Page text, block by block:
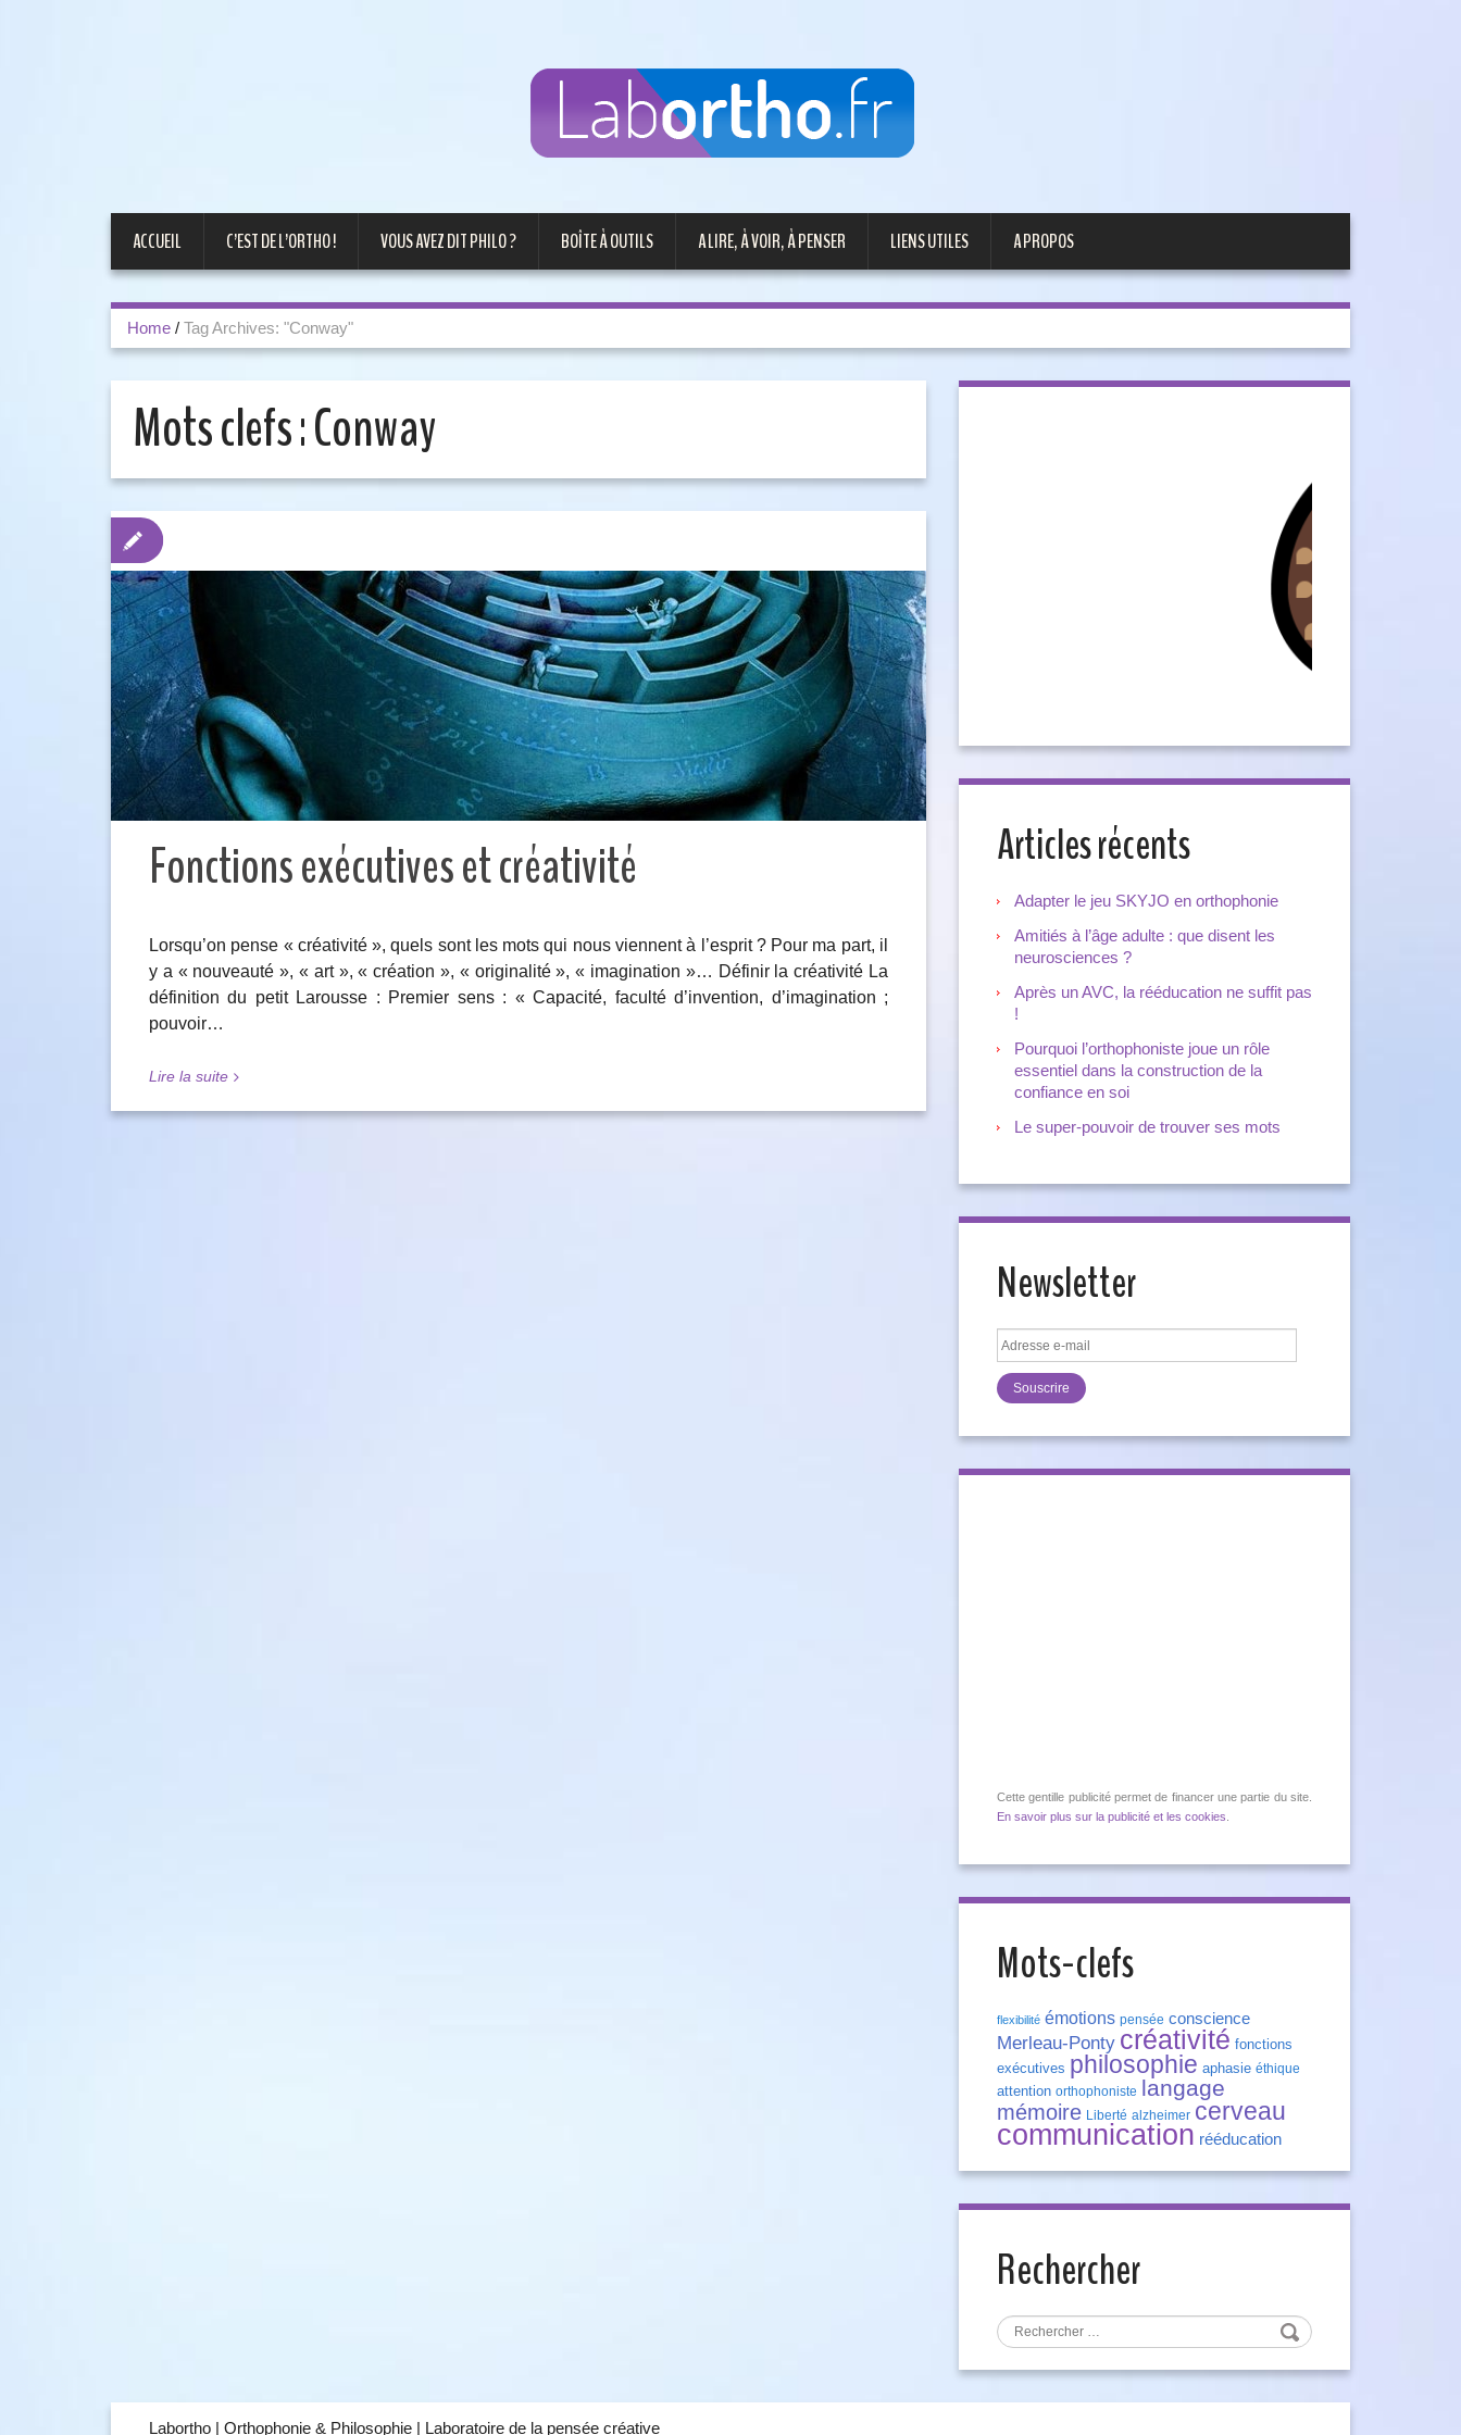
ACCUEIL C’EST DE L’ORTHO ! VOUS AVEZ DIT PHILO ? BOÎTE À OUTILS A LIRE, À VOIR, À PENSER LIENS UTILES A PROPOS
Home / Tag Archives: "Conway"
Mots clefs :Conway
Fonctions exécutives et créativité
Lorsqu’on pense « créativité », quels sont les mots qui nous viennent à l’esprit ? Pour ma part, il
y a « nouveauté », « art », « création », « originalité », « imagination »… Définir la créativité La
définition du petit Larousse : Premier sens : « Capacité, faculté d’invention, d’imagination ;
pouvoir…
Lire la suite
Articles récents
Adapter le jeu SKYJO en orthophonie
Amitiés à l’âge adulte : que disent les
neurosciences ?
Après un AVC, la rééducation ne suffit pas
!
Pourquoi l’orthophoniste joue un rôle
essentiel dans la construction de la
confiance en soi
Le super-pouvoir de trouver ses mots
Newsletter
Adresse
e-
mail
Cette gentille publicité permet de financer une partie du site.
En savoir plus sur la publicité et les cookies
Mots-clefs
flexibilité émotions pensée conscience
Merleau-Ponty créativité fonctions
exécutives philosophie aphasie éthique
attention orthophoniste langage
mémoire Liberté alzheimer cerveau
communication rééducation
Rechercher
Labortho | Orthophonie & Philosophie | Laboratoire de la pensée créative